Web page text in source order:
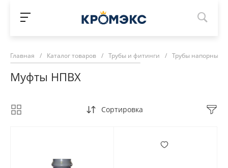
Главная / Каталог товаров / Трубы и фитинги / Трубы напорные
Муфты НПВХ
Сортировка